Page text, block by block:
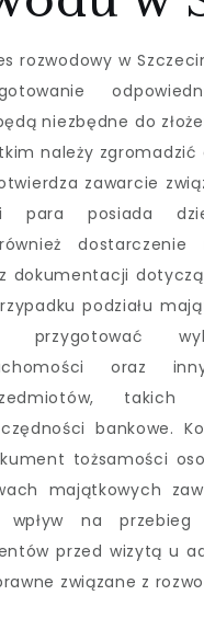
rozwodowy w
niezbędne do
należy zgromadzić
zawarcie
para posiada
dostarczenie
dokumentacji
podziału
przygotować
oraz
takich
bankowe.
tożsamości
majątkowych
na przebieg
przed wizytą u
związane z